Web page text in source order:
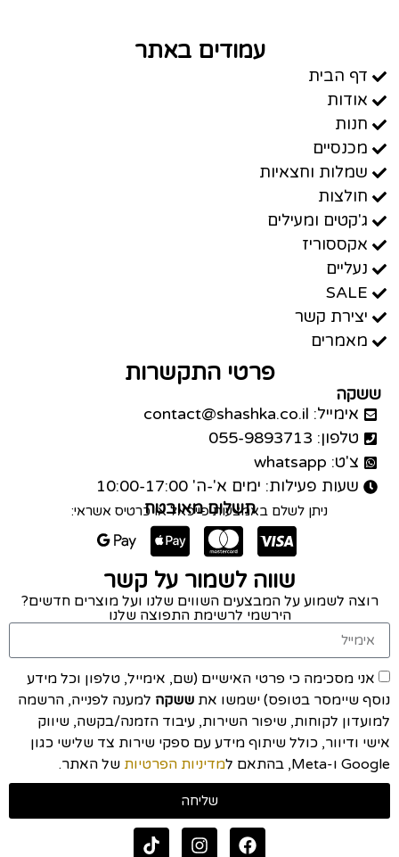
עמודים באתר
דף הבית
אודות
חנות
מכנסיים
שמלות וחצאיות
חולצות
ג'קטים ומעילים
אקססוריז
נעליים
SALE
יצירת קשר
מאמרים
פרטי התקשרות
ששקה
אימייל: contact@shashka.co.il
טלפון: 055-9893713
צ'ט: whatsapp
שעות פעילות: ימים א'-ה' 10:00-17:00
תשלום מאובטח
ניתן לשלם באמצעות פייפאל או כרטיס אשראי:
שווה לשמור על קשר
רוצה לשמוע על המבצעים השווים שלנו ועל מוצרים חדשים?
הירשמי לרשימת התפוצה שלנו
אני מסכימה כי פרטי האישיים (שם, אימייל, טלפון וכל מידע
נוסף שיימסר בטופס) ישמשו את ששקה למענה לפנייה, הרשמה
למועדון לקוחות, שיפור השירות, עיבוד הזמנה/בקשה, שיווק
אישי ודיוור, כולל שיתוף מידע עם ספקי שירות צד שלישי כגון
Google ו-Meta, בהתאם ל
מדיניות הפרטיות של האתר.
שליחה